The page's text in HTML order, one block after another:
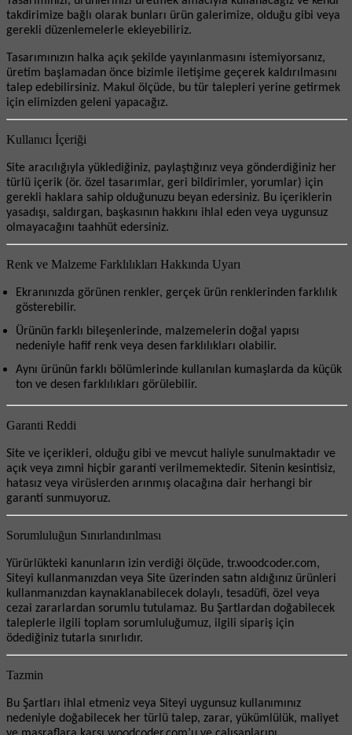
takdirimize bağlı olarak bunları ürün galerimize, olduğu gibi veya
gerekli düzenlemelerle ekleyebiliriz.
Tasarımınızın halka açık şekilde yayınlanmasını istemiyorsanız,
üretim başlamadan önce bizimle iletişime geçerek kaldırılmasını
talep edebilirsiniz. Makul ölçüde, bu tür talepleri yerine getirmek
için elimizden geleni yapacağız.
Kullanıcı İçeriği
Site aracılığıyla yüklediğiniz, paylaştığınız veya gönderdiğiniz her
türlü içerik (ör. özel tasarımlar, geri bildirimler, yorumlar) için
gerekli haklara sahip olduğunuzu beyan edersiniz. Bu içeriklerin
yasadışı, saldırgan, başkasının hakkını ihlal eden veya uygunsuz
olmayacağını taahhüt edersiniz.
Renk ve Malzeme Farklılıkları Hakkında Uyarı
Ekranınızda görünen renkler, gerçek ürün renklerinden farklılık
gösterebilir.
Ürünün farklı bileşenlerinde, malzemelerin doğal yapısı
nedeniyle hafif renk veya desen farklılıkları olabilir.
Aynı ürünün farklı bölümlerinde kullanılan kumaşlarda da küçük
ton ve desen farklılıkları görülebilir.
Garanti Reddi
Site ve içerikleri, olduğu gibi ve mevcut haliyle sunulmaktadır ve
açık veya zımni hiçbir garanti verilmemektedir. Sitenin kesintisiz,
hatasız veya virüslerden arınmış olacağına dair herhangi bir
garanti sunmuyoruz.
Sorumluluğun Sınırlandırılması
Yürürlükteki kanunların izin verdiği ölçüde, tr.woodcoder.com,
Siteyi kullanmanızdan veya Site üzerinden satın aldığınız ürünleri
kullanmanızdan kaynaklanabilecek dolaylı, tesadüfi, özel veya
cezai zararlardan sorumlu tutulamaz. Bu Şartlardan doğabilecek
taleplerle ilgili toplam sorumluluğumuz, ilgili sipariş için
ödediğiniz tutarla sınırlıdır.
Tazmin
Bu Şartları ihlal etmeniz veya Siteyi uygunsuz kullanımınız
nedeniyle doğabilecek her türlü talep, zarar, yükümlülük, maliyet